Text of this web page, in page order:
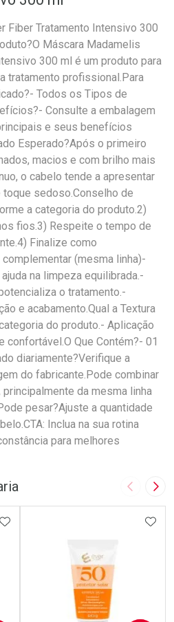
Fiber Tratamento Intensivo 300
Máscara Madamelis
300 ml é um produto para
tratamento profissional.Para
Todos os Tipos de
Consulte a embalagem
e seus benefícios
Esperado?Após o primeiro
macios e com brilho mais
o cabelo tende a apresentar
sedoso.Conselho de
a categoria do produto.2)
fios.3) Respeite o tempo de
Finalize como
(mesma linha)-
na limpeza equilibrada.-
o tratamento.-
e acabamento.Qual a Textura
do produto.- Aplicação
Que Contém?- 01
diariamente?Verifique a
do fabricante.Pode combinar
da mesma linha
pesar?Ajuste a quantidade
Inclua na sua rotina
para melhores
Imagem
ADICIONAR AOS FAVORITOS